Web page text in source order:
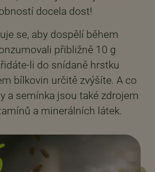
docela dost!
se, aby dospělí během
přibližně 10 g
li do snídaně hrstku
bílkovin určitě zvýšíte. A co
a semínka jsou také zdrojem
a minerálních látek.